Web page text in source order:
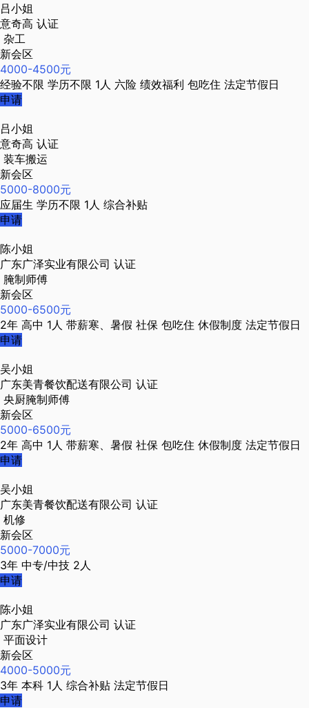
吕小姐
意奇高 认证
杂工
新会区
4000-4500元
经验不限 学历不限 1人 六险 绩效福利 包吃住 法定节假日
申请
吕小姐
意奇高 认证
装车搬运
新会区
5000-8000元
应届生 学历不限 1人 综合补贴
申请
陈小姐
广东广泽实业有限公司 认证
腌制师傅
新会区
5000-6500元
2年 高中 1人 带薪寒、暑假 社保 包吃住 休假制度 法定节假日
申请
吴小姐
广东美青餐饮配送有限公司 认证
央厨腌制师傅
新会区
5000-6500元
2年 高中 1人 带薪寒、暑假 社保 包吃住 休假制度 法定节假日
申请
吴小姐
广东美青餐饮配送有限公司 认证
机修
新会区
5000-7000元
3年 中专/中技 2人
申请
陈小姐
广东广泽实业有限公司 认证
平面设计
新会区
4000-5000元
3年 本科 1人 综合补贴 法定节假日
申请